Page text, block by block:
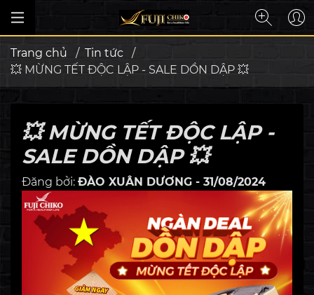
Trang chủ / Tin tức
/
💥 MỪNG TẾT ĐỘC LẬP - SALE DỒN DẬP 💥
💥 MỪNG TẾT ĐỘC LẬP -
SALE DỒN DẬP 💥
Đăng bởi: ĐÀO XUÂN DƯƠNG - 31/08/2024